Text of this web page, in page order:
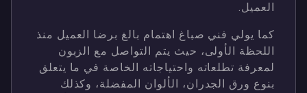
العميل.
كما يولي فني صباغ اهتمام بالغ برضا العميل منذ
اللحظة الأولى، حيث يتم التواصل مع الزبون
لمعرفة تطلعاته واحتياجاته الخاصة في ما يتعلق
بنوع ورق الجدران، الألوان المفضلة، وكذلك